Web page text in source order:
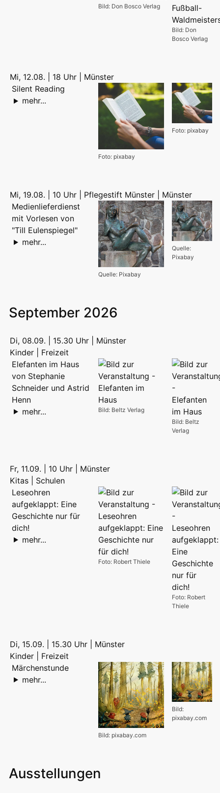
Bild: Don
Bosco Verlag
Bild: Don Bosco Verlag
Mi, 12.08. | 18 Uhr | Münster
Foto: pixabay
Foto: pixabay
Silent Reading
mehr...
Mi, 19.08. | 10 Uhr | Pflegestift Münster | Münster
Quelle:
Pixabay
Quelle: Pixabay
Medienlieferdienst
mit Vorlesen von
"Till Eulenspiegel"
mehr...
September 2026
Di, 08.09. | 15.30 Uhr | Münster
Kinder | Freizeit
Bild: Beltz
Verlag
Bild: Beltz Verlag
Elefanten im Haus
von Stephanie
Schneider und Astrid
Henn
mehr...
Fr, 11.09. | 10 Uhr | Münster
Kitas | Schulen
Foto: Robert
Thiele
Foto: Robert Thiele
Leseohren
aufgeklappt: Eine
Geschichte nur für
dich!
mehr...
Di, 15.09. | 15.30 Uhr | Münster
Kinder | Freizeit
Bild:
pixabay.com
Bild: pixabay.com
Märchenstunde
mehr...
Ausstellungen